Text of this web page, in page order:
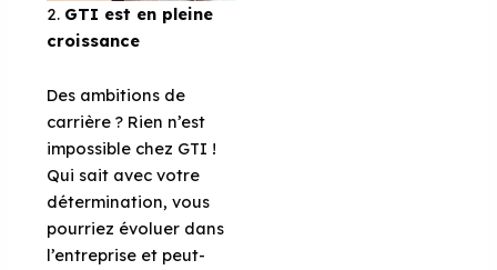
2. GTI est en pleine
croissance
Des ambitions de
carrière ? Rien n’est
impossible chez GTI !
Qui sait avec votre
détermination, vous
pourriez évoluer dans
l’entreprise et peut-